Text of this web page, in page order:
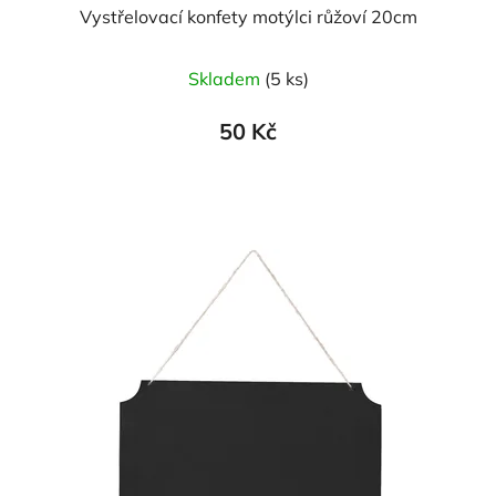
Vystřelovací konfety motýlci růžoví 20cm
Skladem (5 ks)
50 Kč